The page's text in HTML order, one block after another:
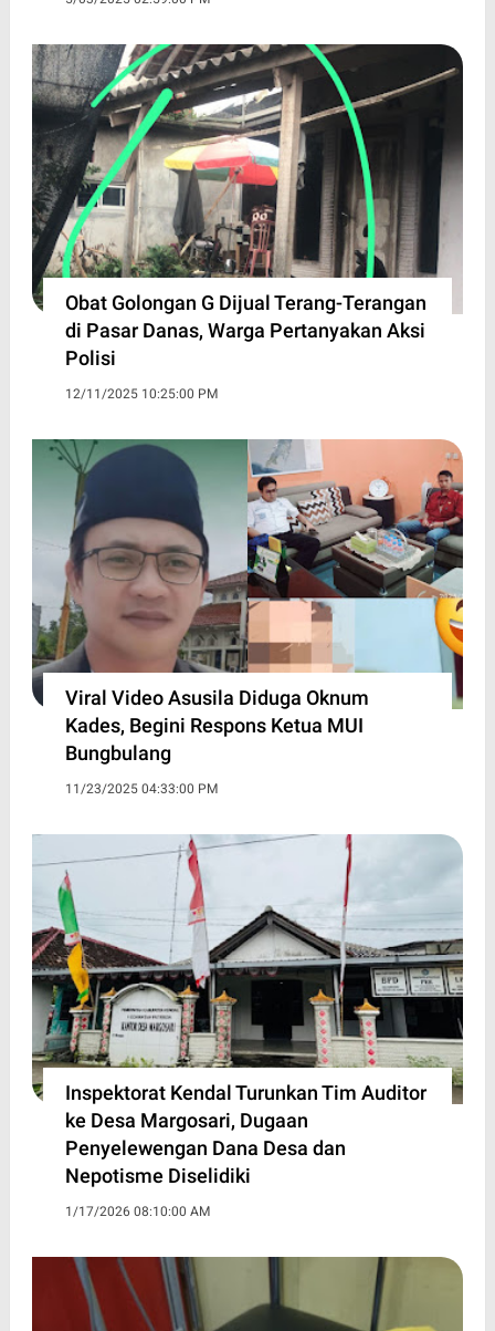
Obat Golongan G Dijual Terang-Terangan
di Pasar Danas, Warga Pertanyakan Aksi
Polisi
12/11/2025 10:25:00 PM
Viral Video Asusila Diduga Oknum
Kades, Begini Respons Ketua MUI
Bungbulang
11/23/2025 04:33:00 PM
Inspektorat Kendal Turunkan Tim Auditor
ke Desa Margosari, Dugaan
Penyelewengan Dana Desa dan
Nepotisme Diselidiki
1/17/2026 08:10:00 AM